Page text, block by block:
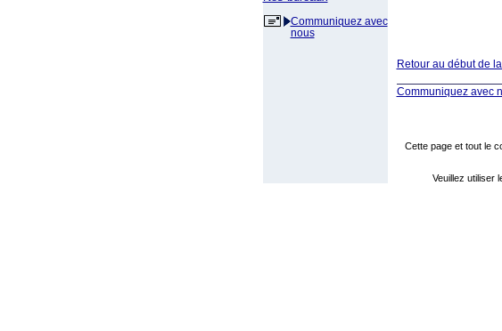
Communiquez avec
nous
Retour au début de
Communiquez avec
Cette page et tout le
Veuillez utiliser